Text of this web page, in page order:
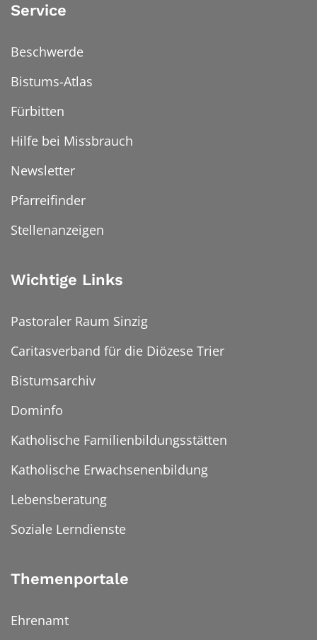
Service
Beschwerde
Bistums-Atlas
Fürbitten
Hilfe bei Missbrauch
Newsletter
Pfarreifinder
Stellenanzeigen
Wichtige Links
Pastoraler Raum Sinzig
Caritasverband für die Diözese Trier
Bistumsarchiv
Dominfo
Katholische Familienbildungsstätten
Katholische Erwachsenenbildung
Lebensberatung
Soziale Lerndienste
Themenportale
Ehrenamt